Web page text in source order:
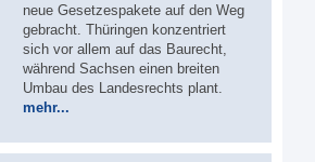
neue Gesetzespakete auf den Weg
gebracht. Thüringen konzentriert
sich vor allem auf das Baurecht,
während Sachsen einen breiten
Umbau des Landesrechts plant.
mehr...